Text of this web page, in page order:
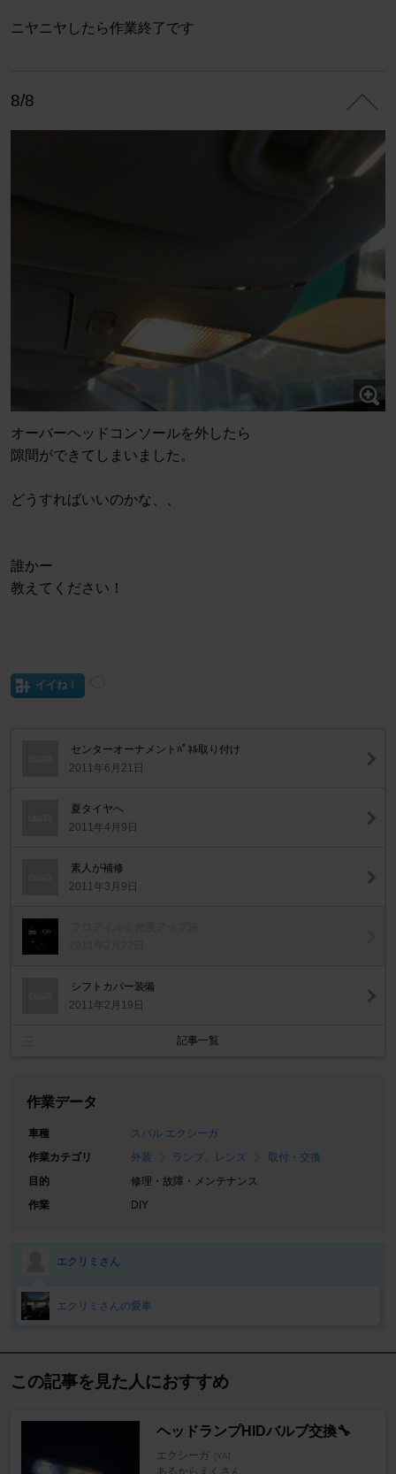
ニヤニヤしたら作業終了です
8/8
オーバーヘッドコンソールを外したら
隙間ができてしまいました。
どうすればいいのかな、、
誰かー
教えてください！
イイね！
センターオーナメントﾊﾟﾈﾙ取り付け
2011年6月21日
夏タイヤへ
2011年4月9日
素人が補修
2011年3月9日
シフトカバー装備
2011年2月19日
記事一覧
作業データ
車種
スバル エクシーガ
作業カテゴリ
外装 ランプ、レンズ
取付・交換
目的
修理・故障・メンテナンス
作業
DIY
エクリミさん
エクリミさんの愛車
この記事を見た人におすすめ
ヘッドランプHIDバルブ交換🔧
エクシーガ [YA]